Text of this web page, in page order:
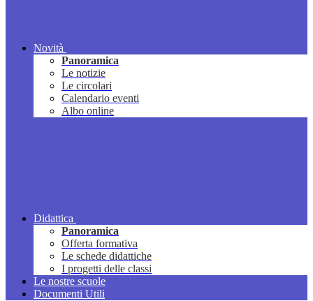
Novità
Panoramica
Le notizie
Le circolari
Calendario eventi
Albo online
Didattica
Panoramica
Offerta formativa
Le schede didattiche
I progetti delle classi
Le nostre scuole
Documenti Utili